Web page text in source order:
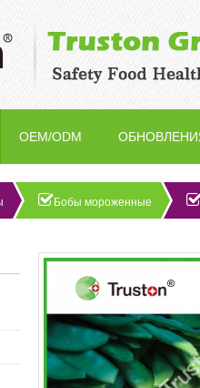
OEM/ODM
Бобы мороженные